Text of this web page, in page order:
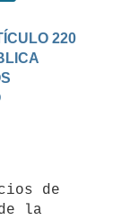
220
de
la